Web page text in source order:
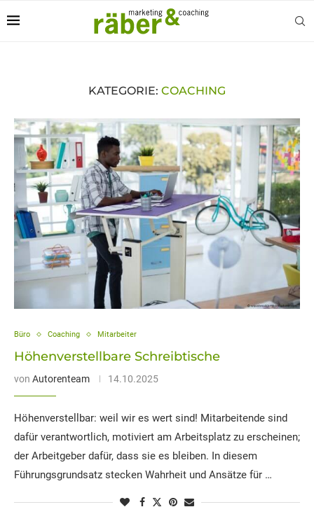
KATEGORIE: COACHING
Büro Coaching Mitarbeiter
Höhenverstellbare Schreibtische
von Autorenteam 14.10.2025
Höhenverstellbar: weil wir es wert sind! Mitarbeitende sind
dafür verantwortlich, motiviert am Arbeitsplatz zu erscheinen;
der Arbeitgeber dafür, dass sie es bleiben. In diesem
Führungsgrundsatz stecken Wahrheit und Ansätze für …